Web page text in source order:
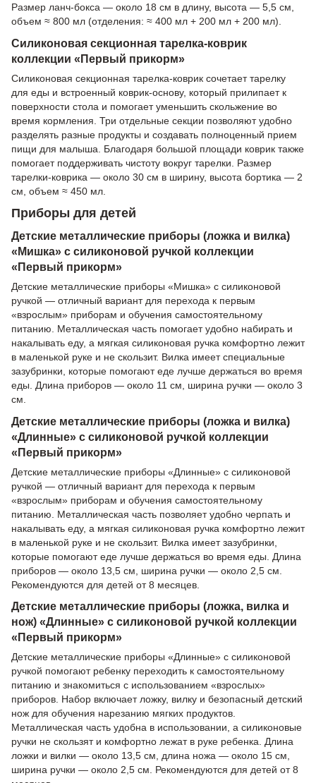
Размер ланч-бокса — около 18 см в длину, высота — 5,5 см,
объем ≈ 800 мл (отделения: ≈ 400 мл + 200 мл + 200 мл).
Силиконовая секционная тарелка-коврик
коллекции «Первый прикорм»
Силиконовая секционная тарелка-коврик сочетает тарелку
для еды и встроенный коврик-основу, который прилипает к
поверхности стола и помогает уменьшить скольжение во
время кормления. Три отдельные секции позволяют удобно
разделять разные продукты и создавать полноценный прием
пищи для малыша. Благодаря большой площади коврик также
помогает поддерживать чистоту вокруг тарелки. Размер
тарелки-коврика — около 30 см в ширину, высота бортика — 2
см, объем ≈ 450 мл.
Приборы для детей
Детские металлические приборы (ложка и вилка)
«Мишка» с силиконовой ручкой коллекции
«Первый прикорм»
Детские металлические приборы «Мишка» с силиконовой
ручкой — отличный вариант для перехода к первым
«взрослым» приборам и обучения самостоятельному
питанию. Металлическая часть помогает удобно набирать и
накалывать еду, а мягкая силиконовая ручка комфортно лежит
в маленькой руке и не скользит. Вилка имеет специальные
зазубринки, которые помогают еде лучше держаться во время
еды. Длина приборов — около 11 см, ширина ручки — около 3
см.
Детские металлические приборы (ложка и вилка)
«Длинные» с силиконовой ручкой коллекции
«Первый прикорм»
Детские металлические приборы «Длинные» с силиконовой
ручкой — отличный вариант для перехода к первым
«взрослым» приборам и обучения самостоятельному
питанию. Металлическая часть позволяет удобно черпать и
накалывать еду, а мягкая силиконовая ручка комфортно лежит
в маленькой руке и не скользит. Вилка имеет зазубринки,
которые помогают еде лучше держаться во время еды. Длина
приборов — около 13,5 см, ширина ручки — около 2,5 см.
Рекомендуются для детей от 8 месяцев.
Детские металлические приборы (ложка, вилка и
нож) «Длинные» с силиконовой ручкой коллекции
«Первый прикорм»
Детские металлические приборы «Длинные» с силиконовой
ручкой помогают ребенку переходить к самостоятельному
питанию и знакомиться с использованием «взрослых»
приборов. Набор включает ложку, вилку и безопасный детский
нож для обучения нарезанию мягких продуктов.
Металлическая часть удобна в использовании, а силиконовые
ручки не скользят и комфортно лежат в руке ребенка. Длина
ложки и вилки — около 13,5 см, длина ножа — около 15 см,
ширина ручки — около 2,5 см. Рекомендуются для детей от 8